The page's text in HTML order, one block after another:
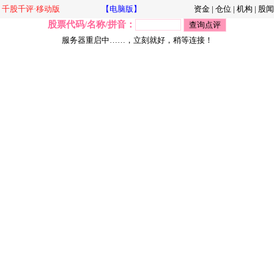
千股千评·移动版 【电脑版】 资金 | 仓位 | 机构 | 股闻
股票代码/名称/拼音：
服务器重启中……，立刻就好，稍等连接！